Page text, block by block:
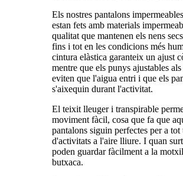
Els nostres pantalons
estan fets amb materials
qualitat que mantenen els nens
fins i tot en les condicions més
cintura elàstica garanteix un ajust
mentre que els punys ajustables
eviten que l'aigua entri i que els
s'aixequin durant l'activitat.
El teixit lleuger i transpirable
moviment fàcil, cosa que fa que
pantalons siguin perfectes per a tot
d'activitats a l'aire lliure. I quan
poden guardar fàcilment a la
butxaca.